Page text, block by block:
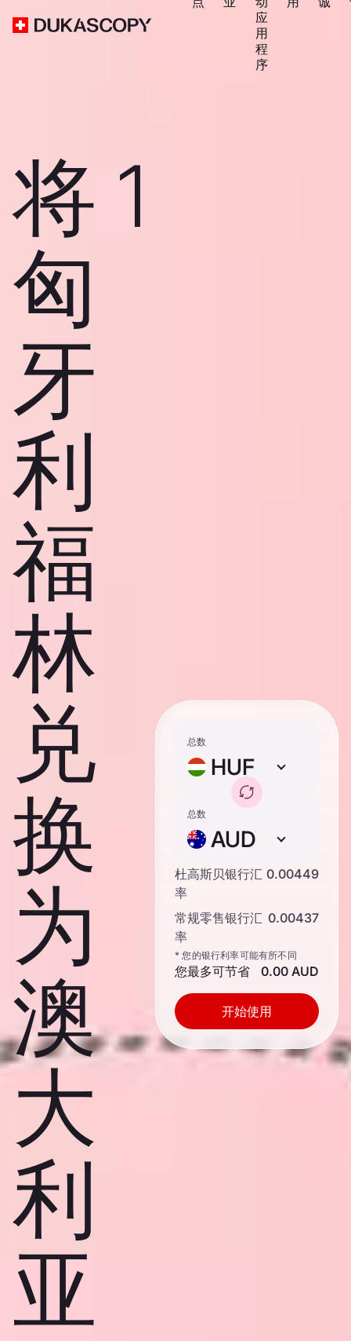
应
用
程
序
将 1
匈
牙
利
福
林
兑
换
为
澳
大
利
亚
总数
HUF
总数
AUD
杜高斯贝银行汇
率
0.00449
常规零售银行汇
率
0.00437
* 您的银行利率可能有所不同
您最多可节省 0.00 AUD
开始使用